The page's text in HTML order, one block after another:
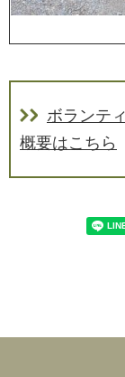
ボランテ
概要はこちら